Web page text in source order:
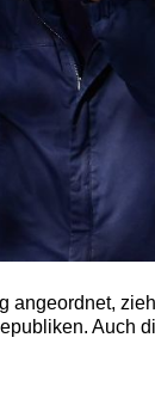
angeordnet,
Auch